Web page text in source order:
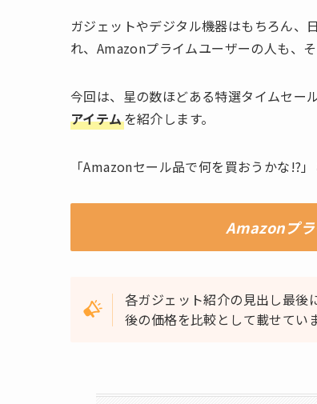
ガジェットやデジタル機器はもちろん、
れ、Amazonプライムユーザーの人も、
今回は、星の数ほどある特選タイムセー
アイテムを紹介します。
「Amazonセール品で何を買おうかな!?
Amazonプラ
各ガジェット紹介の見出し最後
後の価格を比較として載せてい